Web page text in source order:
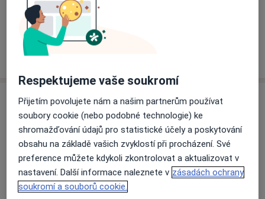
Na teto adrese lékař přijímá pacienty na pojišťovnu
Detaily
Názory
Přidejte svůj názor
31 názorů
Respektujeme vaše soukromí
Přijetím povolujete nám a našim partnerům používat
soubory cookie (nebo podobné technologie) ke
shromažďování údajů pro statistické účely a poskytování
obsahu na základě vašich zvyklostí při procházení. Své
preference můžete kdykoli zkontrolovat a aktualizovat v
nastavení. Další informace naleznete v zásadách ochrany
soukromí a souborů cookie.